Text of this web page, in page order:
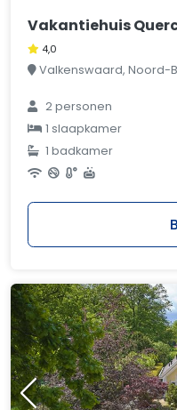
Vakantiehuis
4,0
Valkenswaard, Noord-
2 personen
1 slaapkamer
1 badkamer